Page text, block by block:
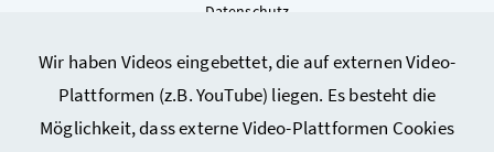
Wir haben Videos eingebettet, die auf externen Video-
Plattformen (z.B. YouTube) liegen. Es besteht die
Möglichkeit, dass externe Video-Plattformen Cookies
Datenschutz
Sitemap
Cookie-Einstellungen